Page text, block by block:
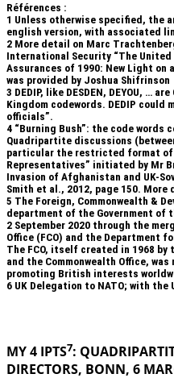
Références :
1 Unless otherwise specified, the
english version, with associated
2 More detail on Marc
International Security “The
Assurances of 1990: New Light on
was provided by Joshua Shifrinson
3 DEDIP, like DESDEN, DEYOU, …
Kingdom codewords. DEDIP could
officials”.
4 “Burning Bush”: the code
Quadripartite discussions
particular the restricted format of
Representatives” initiated by Mr
Invasion of Afghanistan and UK-
Smith et al., 2012, page 150.
5 The Foreign, Commonwealth &
department of the Government of
2 September 2020 through the
Office (FCO) and the Department
The FCO, itself created in 1968 by
and the Commonwealth Office,
promoting British interests
6 UK Delegation to NATO; with
MY 4 IPTS7:
DIRECTORS, BONN, 6